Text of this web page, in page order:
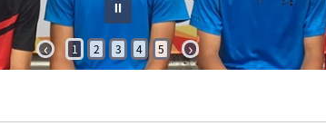
⏸︎
‹ ›
1 2 3 4 5